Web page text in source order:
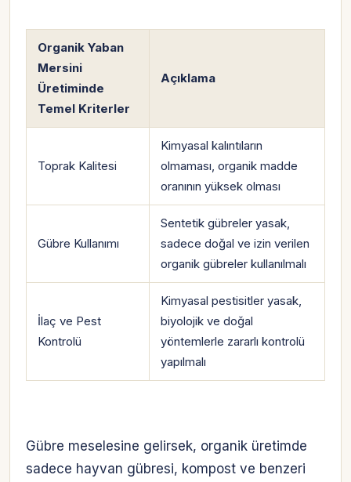
Organik Yaban
Mersini
Üretiminde
Temel Kriterler
Açıklama
Toprak Kalitesi
Kimyasal kalıntıların
olmaması, organik madde
oranının yüksek olması
Gübre Kullanımı
Sentetik gübreler yasak,
sadece doğal ve izin verilen
organik gübreler kullanılmalı
İlaç ve Pest
Kontrolü
Kimyasal pestisitler yasak,
biyolojik ve doğal
yöntemlerle zararlı kontrolü
yapılmalı
Gübre meselesine gelirsek, organik üretimde
sadece hayvan gübresi, kompost ve benzeri